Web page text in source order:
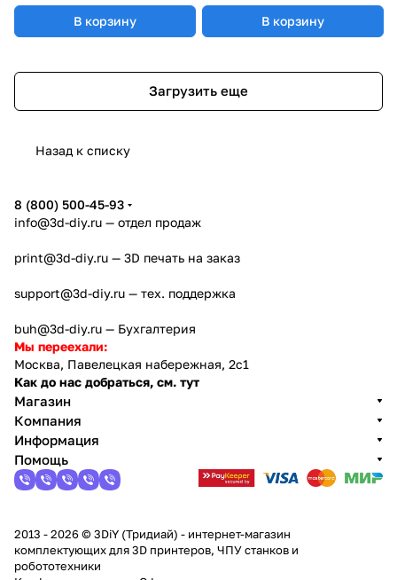
В корзину В корзину
Загрузить еще
Назад к списку
8 (800) 500-45-93
info@3d-diy.ru — отдел продаж
print@3d-diy.ru — 3D печать на заказ
support@3d-diy.ru — тех. поддержка
buh@3d-diy.ru — Бухгалтерия
Мы переехали:
Москва, Павелецкая набережная, 2с1
Как до нас добраться, см. тут
Магазин
Компания
Информация
Помощь
2013 - 2026 © 3DiY (Тридиай) - интернет-магазин
комплектующих для 3D принтеров, ЧПУ станков и
робототехники